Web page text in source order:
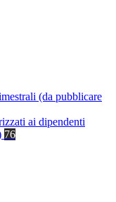
(da pubblicare
ai dipendenti
76